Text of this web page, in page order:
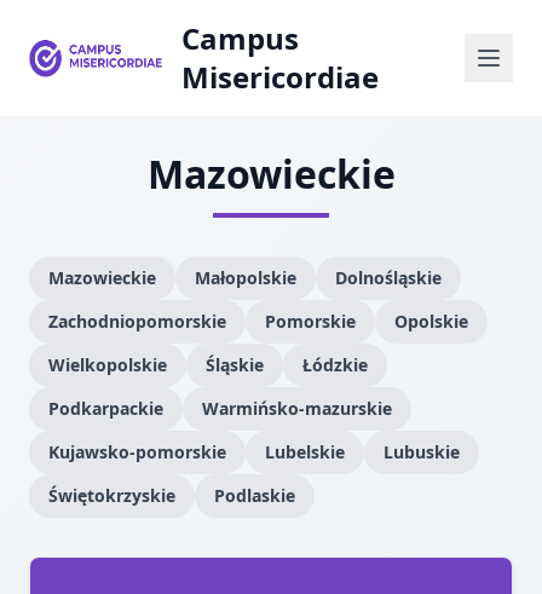
Campus
Misericordiae
Mazowieckie
Mazowieckie Małopolskie
Dolnośląskie
Zachodniopomorskie
Pomorskie
Opolskie
Wielkopolskie
Śląskie
Łódzkie
Podkarpackie
Warmińsko-mazurskie
Kujawsko-pomorskie
Lubelskie
Lubuskie
Świętokrzyskie
Podlaskie